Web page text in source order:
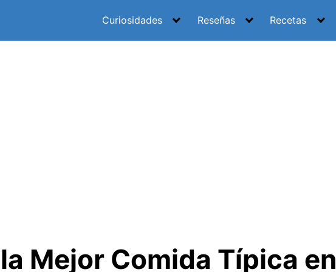
Curiosidades Reseñas Recetas
Mejor Comida Típica en